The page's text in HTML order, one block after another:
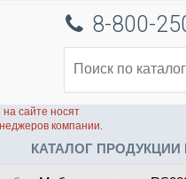
8-800-
сайте носят
компании.
КАТАЛОГ ПРОДУКЦИИ